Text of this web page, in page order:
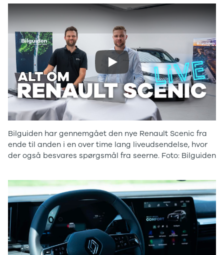
ladeløsning
Norlys
ladeløsning
Ladeguide til
elbil
Elbiler på vej
Finansiering
og billån
Forsikring
Udlevering
af ny bil
dig
Kontakt os
Elektriske
biler
køre
elektrisk?Vi
har et bredt
udvalg af
brugte
elbiler. Se de
populære
Play
Bilguiden har gennemgået den nye Renault Scenic fra
ende til anden i en over time lang liveudsendelse, hvor
der også besvares spørgsmål fra seerne. Foto: Bilguiden